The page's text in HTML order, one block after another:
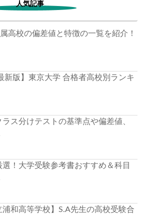
人気記事
高校の偏差値と特徴の一覧を紹介！
新版】東京大学 合格者高校別ランキ
ス分けテストの基準点や偏差値、
！大学受験参考書おすすめ＆科目
浦和高等学校】S.A先生の高校受験合